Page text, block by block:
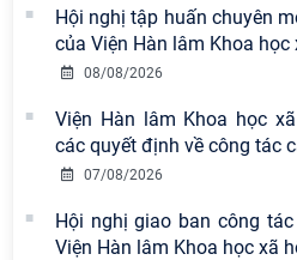
Hội nghị tập huấn chuyên
của Viện Hàn lâm Khoa học
08/08/2026
Viện Hàn lâm Khoa học
các quyết định về công tác
07/08/2026
Hội nghị giao ban công
Viện Hàn lâm Khoa học xã